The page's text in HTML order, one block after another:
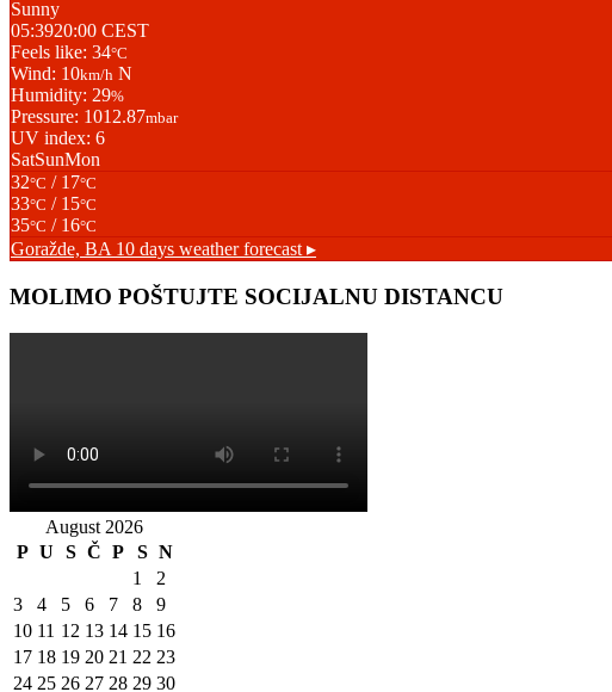
Sunny
05:3920:00 CEST
Feels like: 34°C
Wind: 10km/h N
Humidity: 29%
Pressure: 1012.87mbar
UV index: 6
SatSunMon
32°C / 17°C
33°C / 15°C
35°C / 16°C
Goražde, BA10 days weather forecast ▸
MOLIMO POŠTUJTE SOCIJALNU DISTANCU
August 2026
P U S Č P S N
1
2
3
4 5 6 7 8
9
10 11 12 13 14 15 16
17 18 19 20 21 22 23
24 25 26 27 28 29 30